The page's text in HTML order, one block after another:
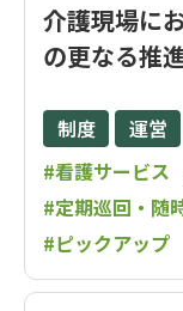
介護現場に
の更なる推
制度
運営
#看護サービス
#定期巡回・随
#ピックアップ